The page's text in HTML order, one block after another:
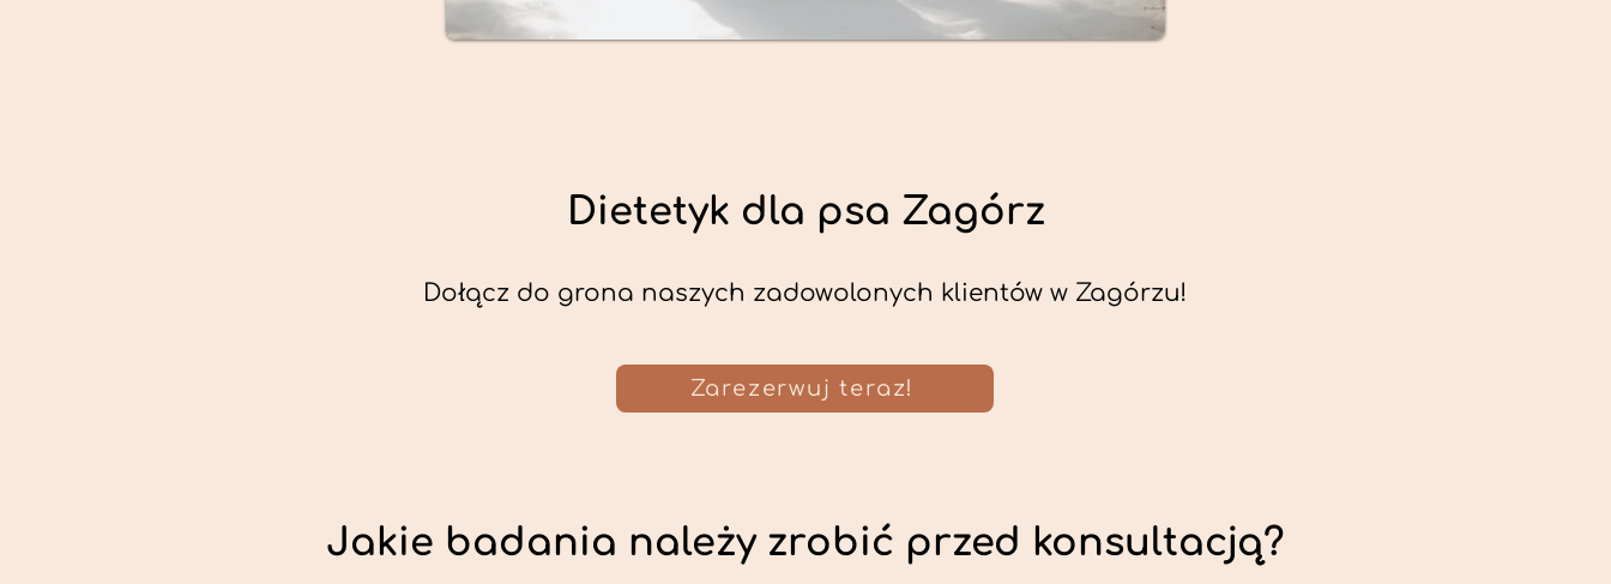
Dietetyk dla psa Zagórz
Dołącz do grona naszych zadowolonych klientów w Zagórzu!
Zarezerwuj teraz!
Jakie badania należy zrobić przed konsultacją?